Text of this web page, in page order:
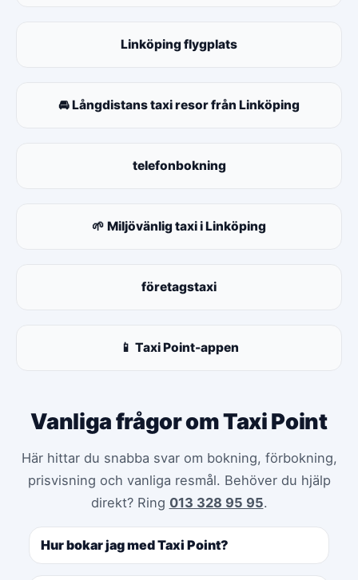
Linköping flygplats
🚘 Långdistans taxi resor från Linköping
telefonbokning
🌱 Miljövänlig taxi i Linköping
företagstaxi
📱 Taxi Point-appen
Vanliga frågor om Taxi Point
Här hittar du snabba svar om bokning, förbokning,
prisvisning och vanliga resmål. Behöver du hjälp
direkt? Ring 013 328 95 95.
Hur bokar jag med Taxi Point?